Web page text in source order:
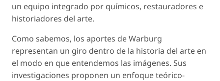
un equipo integrado por químicos, restauradores e
historiadores del arte.
Como sabemos, los aportes de Warburg
representan un giro dentro de la historia del arte en
el modo en que entendemos las imágenes. Sus
investigaciones proponen un enfoque teórico-